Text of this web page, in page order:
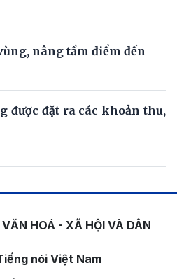
nâng tầm điểm đến
được đặt ra các khoản thu,
HOÁ - XÃ HỘI VÀ DÂN
nói Việt Nam